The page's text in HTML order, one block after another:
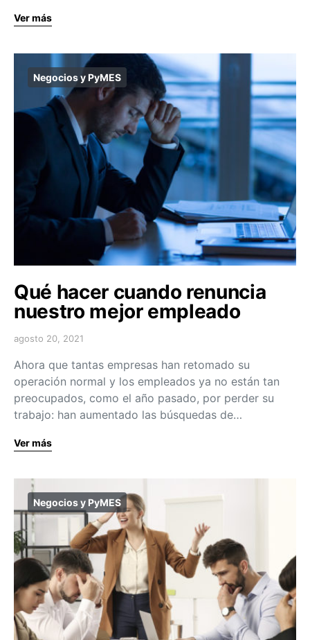
Ver más
Negocios y PyMES
Qué hacer cuando renuncia
nuestro mejor empleado
agosto 20, 2021
Ahora que tantas empresas han retomado su
operación normal y los empleados ya no están tan
preocupados, como el año pasado, por perder su
trabajo: han aumentado las búsquedas de…
Ver más
Negocios y PyMES